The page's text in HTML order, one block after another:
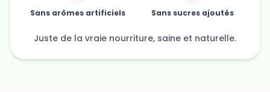
Sans arômes artificiels Sans sucres ajoutés
Juste de la vraie nourriture, saine et naturelle.